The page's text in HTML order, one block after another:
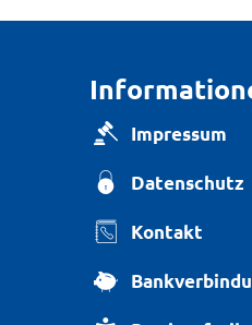
Impressum
Datenschutz
Kontakt